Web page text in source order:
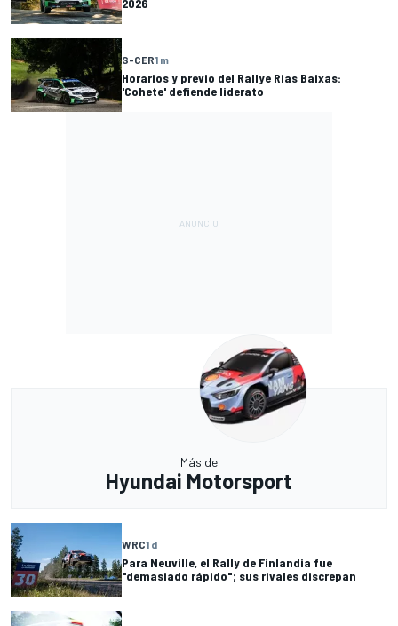
S-CER1 m
Horarios y previo del Rallye Rias Baixas:
'Cohete' defiende liderato
Más de
Hyundai Motorsport
WRC1 d
Para Neuville, el Rally de Finlandia fue
"demasiado rápido"; sus rivales discrepan